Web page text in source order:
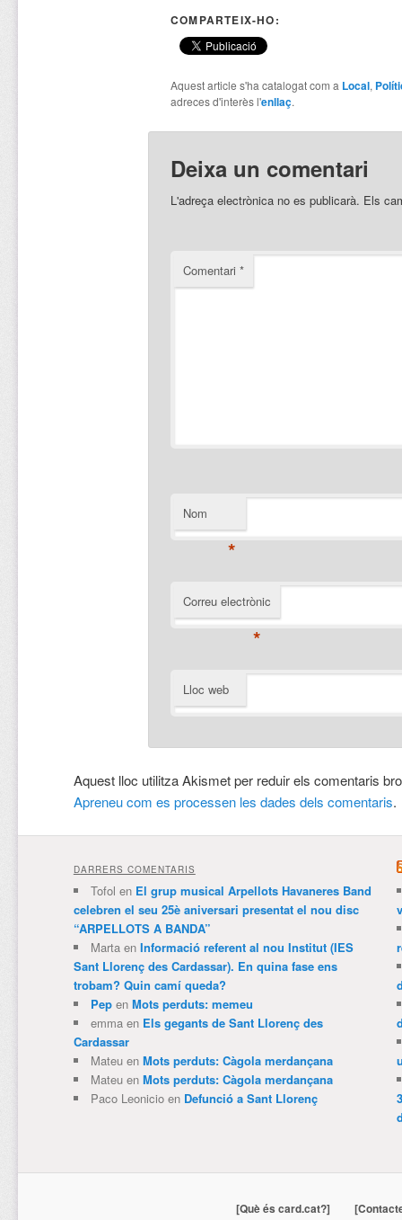
COMPARTEIX-HO:
Aquest article s'ha catalogat com a Local,
adreces d'interès l'enllaç.
Deixa un comentari
L'adreça electrònica no es publicarà. Els
Comentari *
Nom
*
Correu electrònic
*
Lloc web
Aquest lloc utilitza Akismet per reduir els comentaris
Apreneu com es processen les dades dels comentaris.
DARRERS COMENTARIS
Tofol en El grup musical Arpellots Havaneres Band
celebren el seu 25è aniversari presentat el nou disc
“ARPELLOTS A BANDA”
Martaen Informació referent al nou Institut (IES
Sant Llorenç des Cardassar). En quina fase ens
trobam? Quin camí queda?
Pepen Mots perduts: memeu
emmaen Els gegants de Sant Llorenç des
Cardassar
Mateuen Mots perduts: Càgola merdançana
Mateuen Mots perduts: Càgola merdançana
Paco Leonicioen Defunció a Sant Llorenç
[Què és card.cat?]